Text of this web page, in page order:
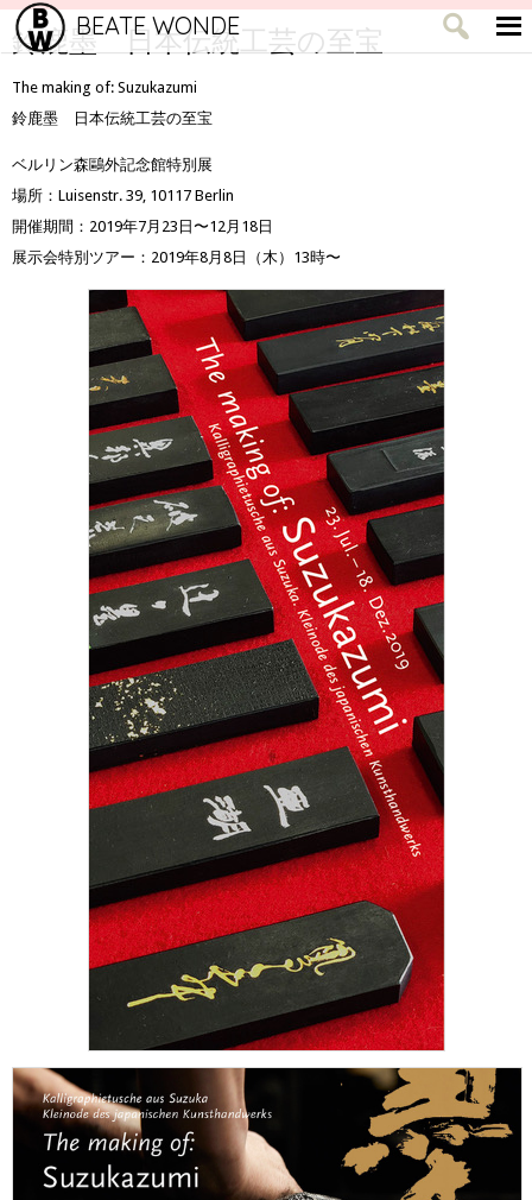
BEATE WONDE
鈴鹿墨 日本伝統工芸の至宝
The making of: Suzukazumi
鈴鹿墨 日本伝統工芸の至宝
ベルリン森鷗外記念館特別展
場所：Luisenstr. 39, 10117 Berlin
開催期間：2019年7月23日〜12月18日
展示会特別ツアー：2019年8月8日（木）13時〜